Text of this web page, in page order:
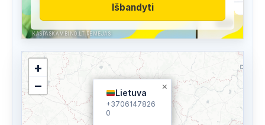
KASPASKAMBINO.LT RĖMĖJAS
Išbandyti
Lietuva
+3706147826
0
×
+
−